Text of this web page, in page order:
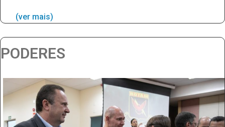
(ver mais)
PODERES